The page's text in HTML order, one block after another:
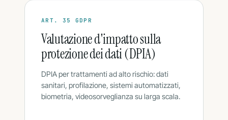
ART. 35 GDPR
Valutazione d'impatto sulla
protezione dei dati (DPIA)
DPIA per trattamenti ad alto rischio: dati
sanitari, profilazione, sistemi automatizzati,
biometria, videosorveglianza su larga scala.